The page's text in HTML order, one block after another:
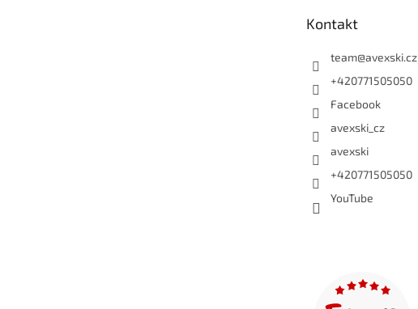
Kontakt
team@avexski.cz
+420771505050
Facebook
avexski_cz
avexski
+420771505050
YouTube